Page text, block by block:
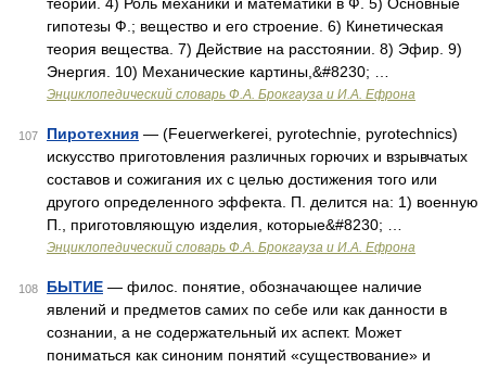
гипотезы Ф.; вещество и его строение. 6) Кинетическая
теория вещества. 7) Действие на расстоянии. 8) Эфир. 9)
Энергия. 10) Механические картины,&#8230; …
Энциклопедический словарь Ф.А. Брокгауза и И.А. Ефрона
107 Пиротехния — (Feuerwerkerei, pyrotechnie, pyrotechnics)
искусство приготовления различных горючих и взрывчатых
составов и сожигания их с целью достижения того или
другого определенного эффекта. П. делится на: 1) военную
П., приготовляющую изделия, которые&#8230; …
Энциклопедический словарь Ф.А. Брокгауза и И.А. Ефрона
108 БЫТИЕ — филос. понятие, обозначающее наличие
явлений и предметов самих по себе или как данности в
сознании, а не содержательный их аспект. Может
пониматься как синоним понятий «существование» и